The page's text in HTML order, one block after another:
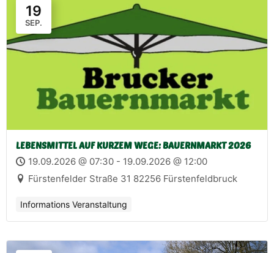
19
SEP.
LEBENSMITTEL AUF KURZEM WEGE: BAUERNMARKT 2026
19.09.2026 @ 07:30 - 19.09.2026 @ 12:00
Fürstenfelder Straße 31 82256 Fürstenfeldbruck
Informations Veranstaltung